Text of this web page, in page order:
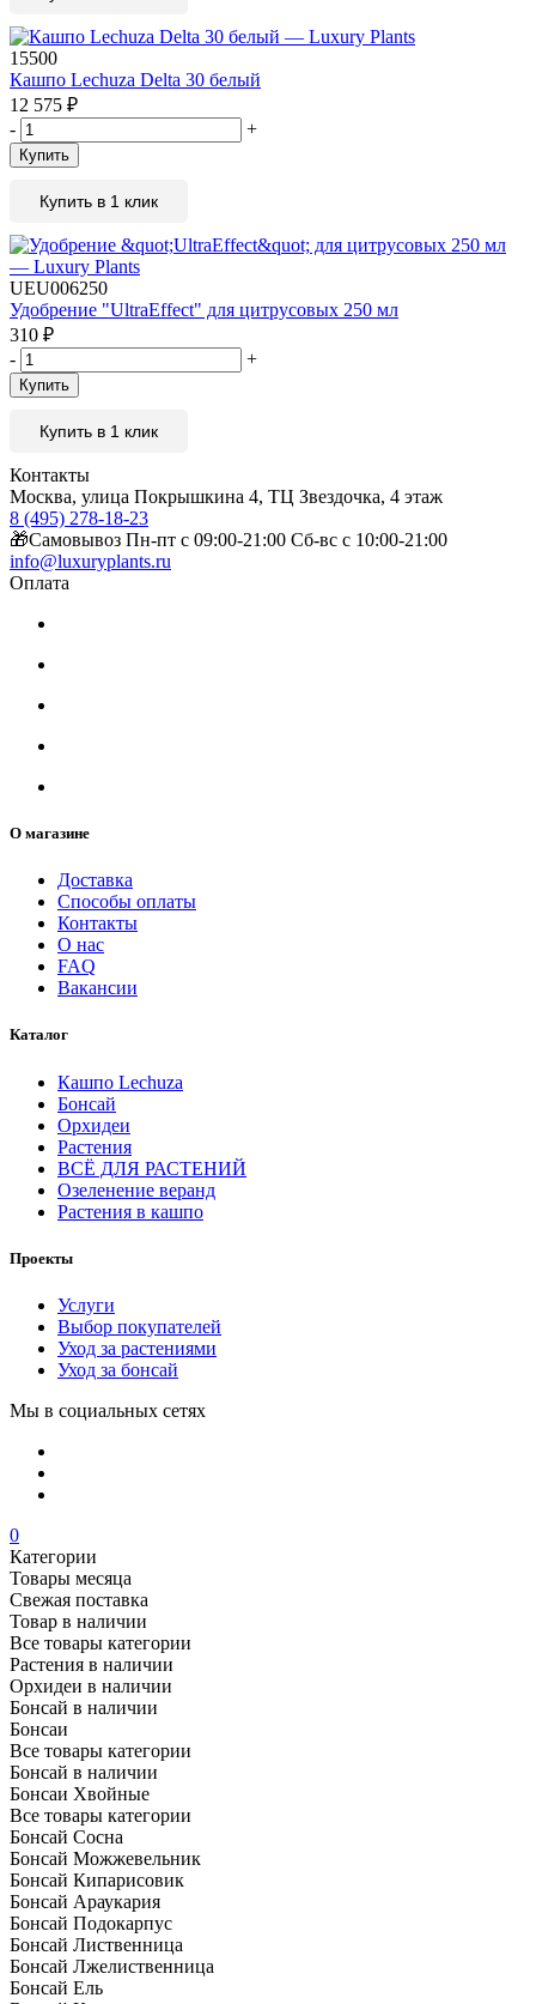
15500
Кашпо Lechuza Delta 30 белый
12 575 ₽
-
+
Купить
Купить в 1 клик
UEU006250
Удобрение "UltraEffect" для цитрусовых 250 мл
310 ₽
-
+
Купить
Купить в 1 клик
Контакты
Москва, улица Покрышкина 4, ТЦ Звездочка, 4 этаж
8 (495) 278-18-23
🎁Самовывоз Пн-пт с 09:00-21:00 Сб-вс с 10:00-21:00
info@luxuryplants.ru
Оплата
О магазине
Доставка
Способы оплаты
Контакты
О нас
FAQ
Вакансии
Каталог
Кашпо Lechuza
Бонсай
Орхидеи
Растения
ВСЁ ДЛЯ РАСТЕНИЙ
Озеленение веранд
Растения в кашпо
Проекты
Услуги
Выбор покупателей
Уход за растениями
Уход за бонсай
Мы в социальных сетях
0
Категории
Товары месяца
Свежая поставка
Товар в наличии
Все товары категории
Растения в наличии
Орхидеи в наличии
Бонсай в наличии
Бонсаи
Все товары категории
Бонсай в наличии
Бонсаи Хвойные
Все товары категории
Бонсай Сосна
Бонсай Можжевельник
Бонсай Кипарисовик
Бонсай Араукария
Бонсай Подокарпус
Бонсай Лиственница
Бонсай Лжелиственница
Бонсай Ель